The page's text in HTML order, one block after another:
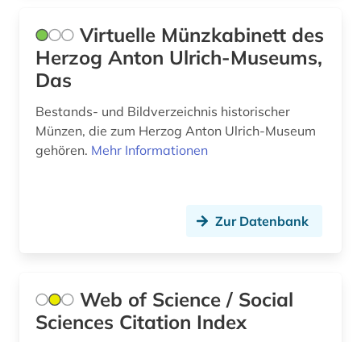
Virtuelle Münzkabinett des
Herzog Anton Ulrich-Museums,
Das
Bestands- und Bildverzeichnis historischer
Münzen, die zum Herzog Anton Ulrich-Museum
gehören. Mehr Informationen
Zur Datenbank
Web of Science / Social
Sciences Citation Index